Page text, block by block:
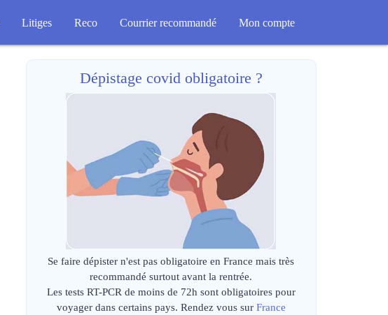
Litiges Reco Courrier recommandé Mon compte
Dépistage covid obligatoire ?
Se faire dépister n'est pas obligatoire en France mais très
recommandé surtout avant la rentrée.
Les tests RT-PCR de moins de 72h sont obligatoires pour
voyager dans certains pays. Rendez vous sur France